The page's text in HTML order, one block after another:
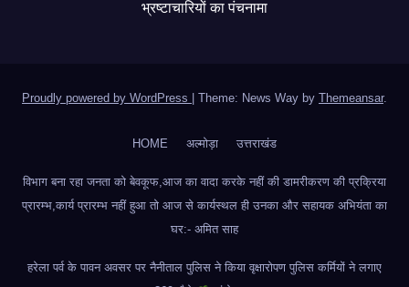
भ्रष्टाचारियों का पंचनामा
Proudly powered by WordPress Theme: News Way by Themeansar.
HOME अल्मोड़ा उत्तराखंड
विभाग बना रहा जनता को बेवकूफ,आज का वादा करके नहीं की डामरीकरण की प्रक्रिया
प्रारम्भ,कार्य प्रारम्भ नहीं हुआ तो आज से कार्यस्थल ही उनका और सहायक अभियंता का
घर:- अमित साह
हरेला पर्व के पावन अवसर पर नैनीताल पुलिस ने किया वृक्षारोपण पुलिस कर्मियों ने लगाए